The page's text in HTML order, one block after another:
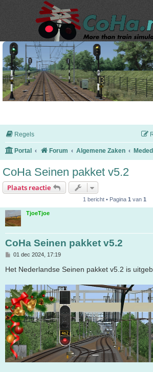
Regels
Portal Forum Algemene Zaken
CoHa Seinen pakket v5.2
Plaats reactie
1 bericht • Pagina 1 van 1
TjoeTjoe
CoHa Seinen pakket v5.2
B
r
t
01 dec 2024, 17:19
Het Nederlandse Seinen pakket v5.2 is